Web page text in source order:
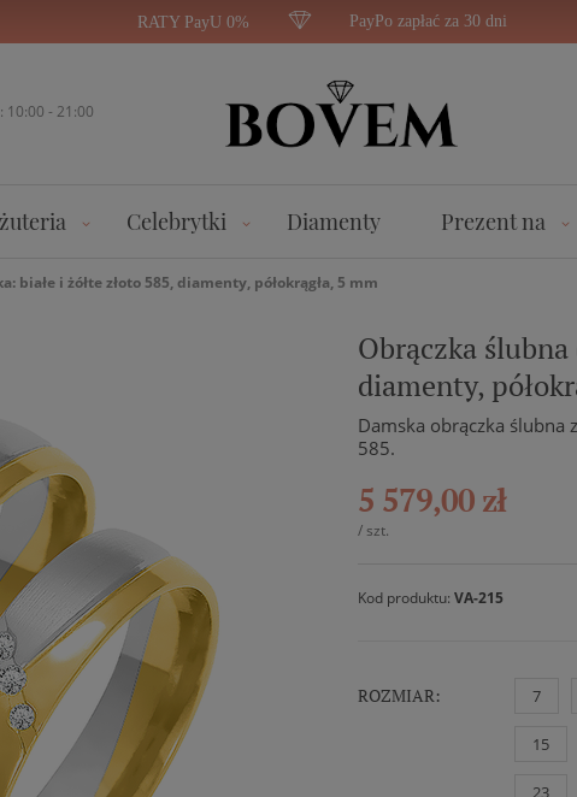
RATY PayU 0% PayPo zapłać za 30 dni
10:00 - 21:00
Celebrytki Diamenty Prezent na
białe i żółte złoto 585, diamenty, półokrągła, 5 mm
Obrączka ślubna
diamenty,
Damska obrączka ślubna
585.
5 579,00 zł
/ szt.
Kod produktu: VA-215
ROZMIAR: 7
15
23